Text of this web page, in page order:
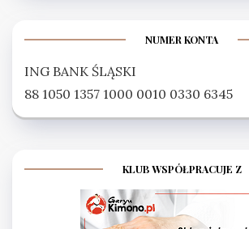
NUMER KONTA
ING BANK ŚLĄSKI
88 1050 1357 1000 0010 0330 6345
KLUB WSPÓŁPRACUJE Z